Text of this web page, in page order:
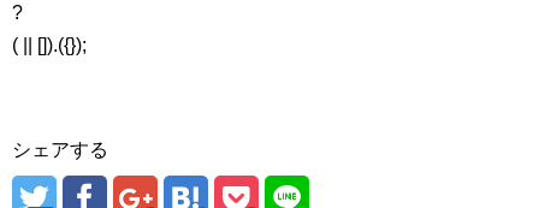
?
( || []).({});
シェアする